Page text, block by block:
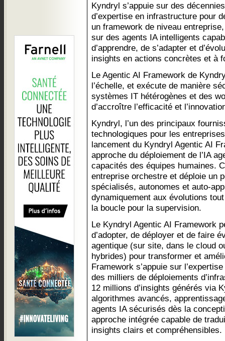
Kyndryl s’appuie sur des décennies
d’expertise en infrastructure pour
un framework de niveau
sur des agents IA intelligents
d’apprendre, de s’adapter et
insights en actions concrètes et à
Le Agentic AI Framework de
l’échelle, et exécute de manière
systèmes IT hétérogènes et des
d’accroître l’efficacité et
Kyndryl, l’un des principaux
technologiques pour les
lancement du Kyndryl Agentic AI
approche du déploiement de l’IA
capacités des équipes humaines.
entreprise orchestre et déploie un
spécialisés, autonomes et auto-
dynamiquement aux évolutions
la boucle pour la supervision.
Le Kyndryl Agentic AI Framework
d’adopter, de déployer et de faire
agentique (sur site, dans le cloud
hybrides) pour transformer et
Framework s’appuie sur
des milliers de déploiements
12 millions d’insights générés via
algorithmes avancés,
agents IA sécurisés dès la
approche intégrée capable de
insights clairs et compréhensibles.